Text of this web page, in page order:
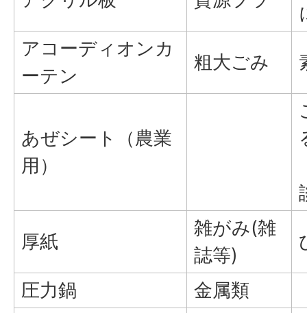
アコーディオンカ
ーテン
粗大ごみ
あぜシート（農業
用）
厚紙
雑がみ(雑
誌等)
圧力鍋 金属類